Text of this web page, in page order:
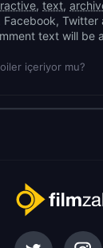
, text,
Facebook,
text will be
içeriyor mu?